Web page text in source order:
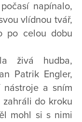
napínalo,
vlídnou tvář,
po celou dobu
živá hudba,
Patrik Engler,
a sním
zahráli do kroku
mohl si s nimi